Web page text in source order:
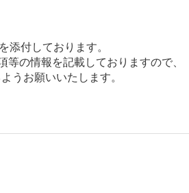
添付しております。
の情報を記載しておりますので、
うお願いいたします。